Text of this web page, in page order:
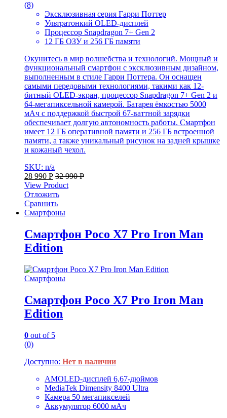
(8)
Эксклюзивная серия Гарри Поттер
Ультратонкий OLED-дисплей
Процессор Snapdragon 7+ Gen 2
12 ГБ ОЗУ и 256 ГБ памяти
Окунитесь в мир волшебства и технологий. Мощный и
функциональный смартфон с эксклюзивным дизайном,
выполненным в стиле Гарри Поттера. Он оснащен
самыми передовыми технологиями, такими как 12-
битный OLED-экран, процессор Snapdragon 7+ Gen 2 и
64-мегапиксельной камерой. Батарея ёмкостью 5000
мАч с поддержкой быстрой 67-ваттной зарядки
обеспечивает долгую автономность работы. Смартфон
имеет 12 ГБ оперативной памяти и 256 ГБ встроенной
памяти, а также уникальный рисунок на задней крышке
и кожаный чехол.
SKU: n/a
28 990 Р 32 990Р
View Product
Отложить
Сравнить
Смартфоны
Смартфон Poco X7 Pro Iron Man
Edition
Смартфоны
Смартфон Poco X7 Pro Iron Man
Edition
0 out of 5
(0)
Доступно: Нет в наличии
AMOLED-дисплей 6,67-дюймов
MediaTek Dimensity 8400 Ultra
Камера 50 мегапикселей
Аккумулятор 6000 мАч